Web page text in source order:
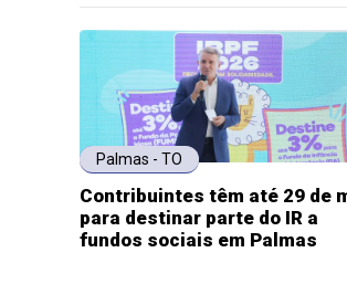
Palmas - TO
Contribuintes têm até 29 de
para destinar parte do IR a
fundos sociais em Palmas